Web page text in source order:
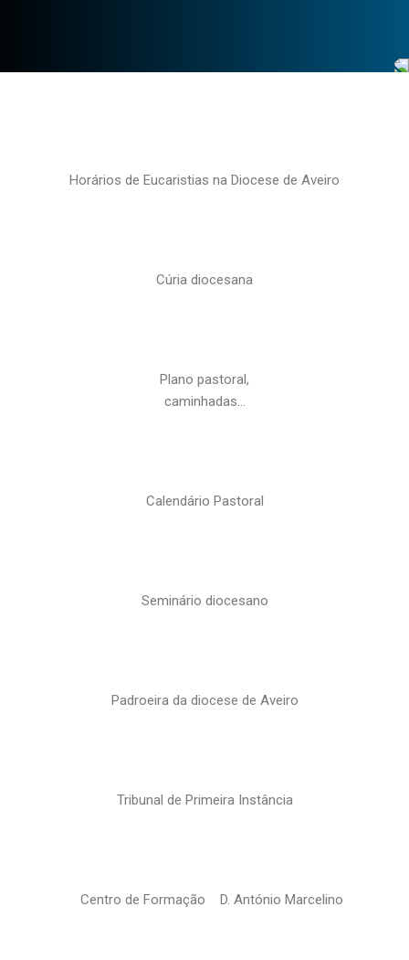
Horários de Eucaristias na Diocese de Aveiro
Cúria diocesana
Plano pastoral,
caminhadas…
Calendário Pastoral
Seminário diocesano
Padroeira da diocese de Aveiro
Tribunal de Primeira Instância
Centro de Formação D. António Marcelino